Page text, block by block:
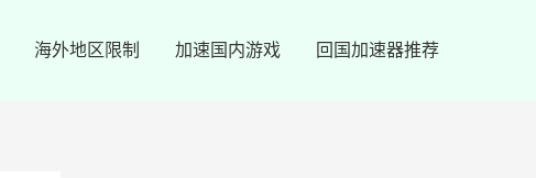
海外地区限制 加速国内游戏 回国加速器推荐